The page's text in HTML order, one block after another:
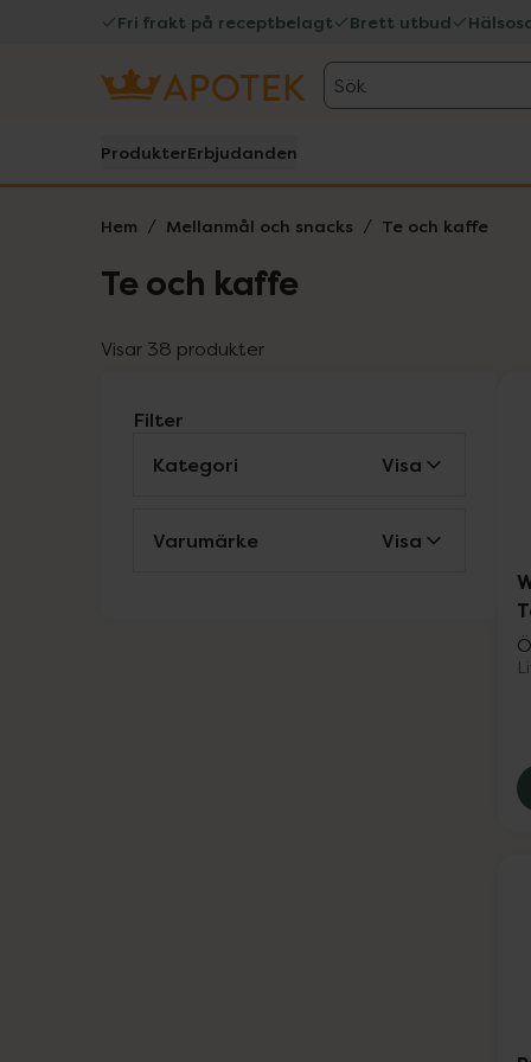
Fri frakt på receptbelagt Brett utbud
Sök
ProdukterErbjudanden
Hem Mellanmål och snacks Te och kaffe
Te och kaffe
Visar 38 produkter
Filter
Kategori
Visa
Varumärke Visa